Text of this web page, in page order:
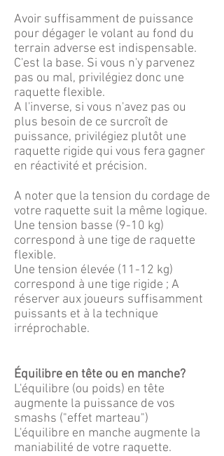
Avoir suffisamment de puissance
pour dégager le volant au fond du
terrain adverse est indispensable.
C'est la base. Si vous n'y parvenez
pas ou mal, privilégiez donc une
raquette flexible.
A l'inverse, si vous n'avez pas ou
plus besoin de ce surcroît de
puissance, privilégiez plutôt une
raquette rigide qui vous fera gagner
en réactivité et précision.
A noter que la tension du cordage de
votre raquette suit la même logique.
Une tension basse (9-10 kg)
correspond à une tige de raquette
flexible.
Une tension élevée (11-12 kg)
correspond à une tige rigide ; A
réserver aux joueurs suffisamment
puissants et à la technique
irréprochable.
Équilibre en tête ou en manche?
L'équilibre (ou poids) en tête
augmente la puissance de vos
smashs ("effet marteau")
L'équilibre en manche augmente la
maniabilité de votre raquette.